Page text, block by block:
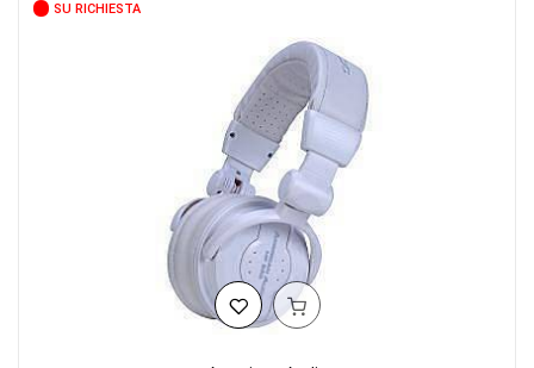
SU RICHIESTA